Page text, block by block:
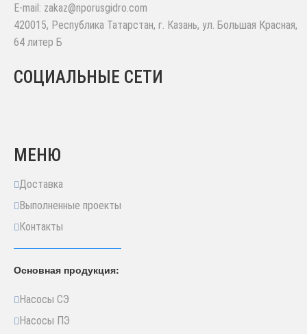
E-mail: zakaz@nporusgidro.com
420015, Республика Татарстан, г. Казань, ул. Большая Красная,
64 литер Б
СОЦИАЛЬНЫЕ СЕТИ
МЕНЮ
Доставка
Выполненные проекты
Контакты
Основная продукция:
Насосы СЭ
Насосы ПЭ